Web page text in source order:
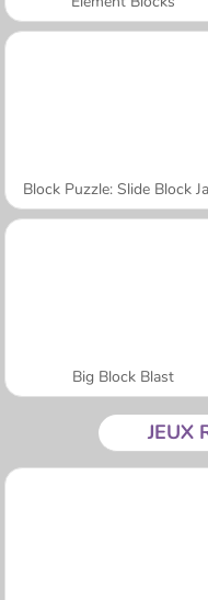
Block Puzzle: Slide Block
Big Block Blast
JEUX